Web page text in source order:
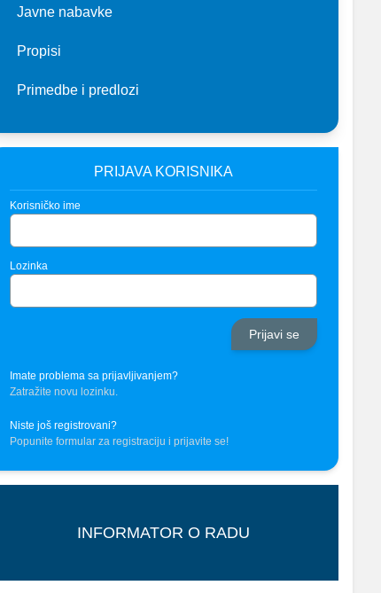
Javne nabavke
Propisi
Primedbe i predlozi
PRIJAVA KORISNIKA
Korisničko ime
Lozinka
Imate problema sa prijavljivanjem?
Zatražite novu lozinku.
Niste još registrovani?
Popunite formular za registraciju i prijavite se!
INFORMATOR O RADU